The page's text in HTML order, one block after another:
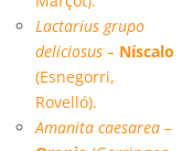
Lactarius grupo
deliciosus – Níscalo
(Esnegorri,
Rovelló).
Amanita caesarea –